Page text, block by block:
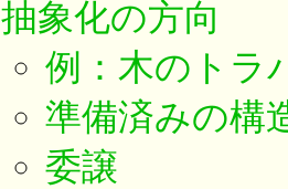
抽象化の方向
例：木のトラ
準備済みの構
委譲